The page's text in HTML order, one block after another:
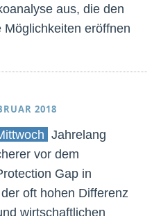
aus, die den
eröffnen
2018
Jahrelang
vor dem
Gap in
oft hohen Differenz
wirtschaftlichen